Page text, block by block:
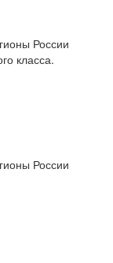
России
класса.
России